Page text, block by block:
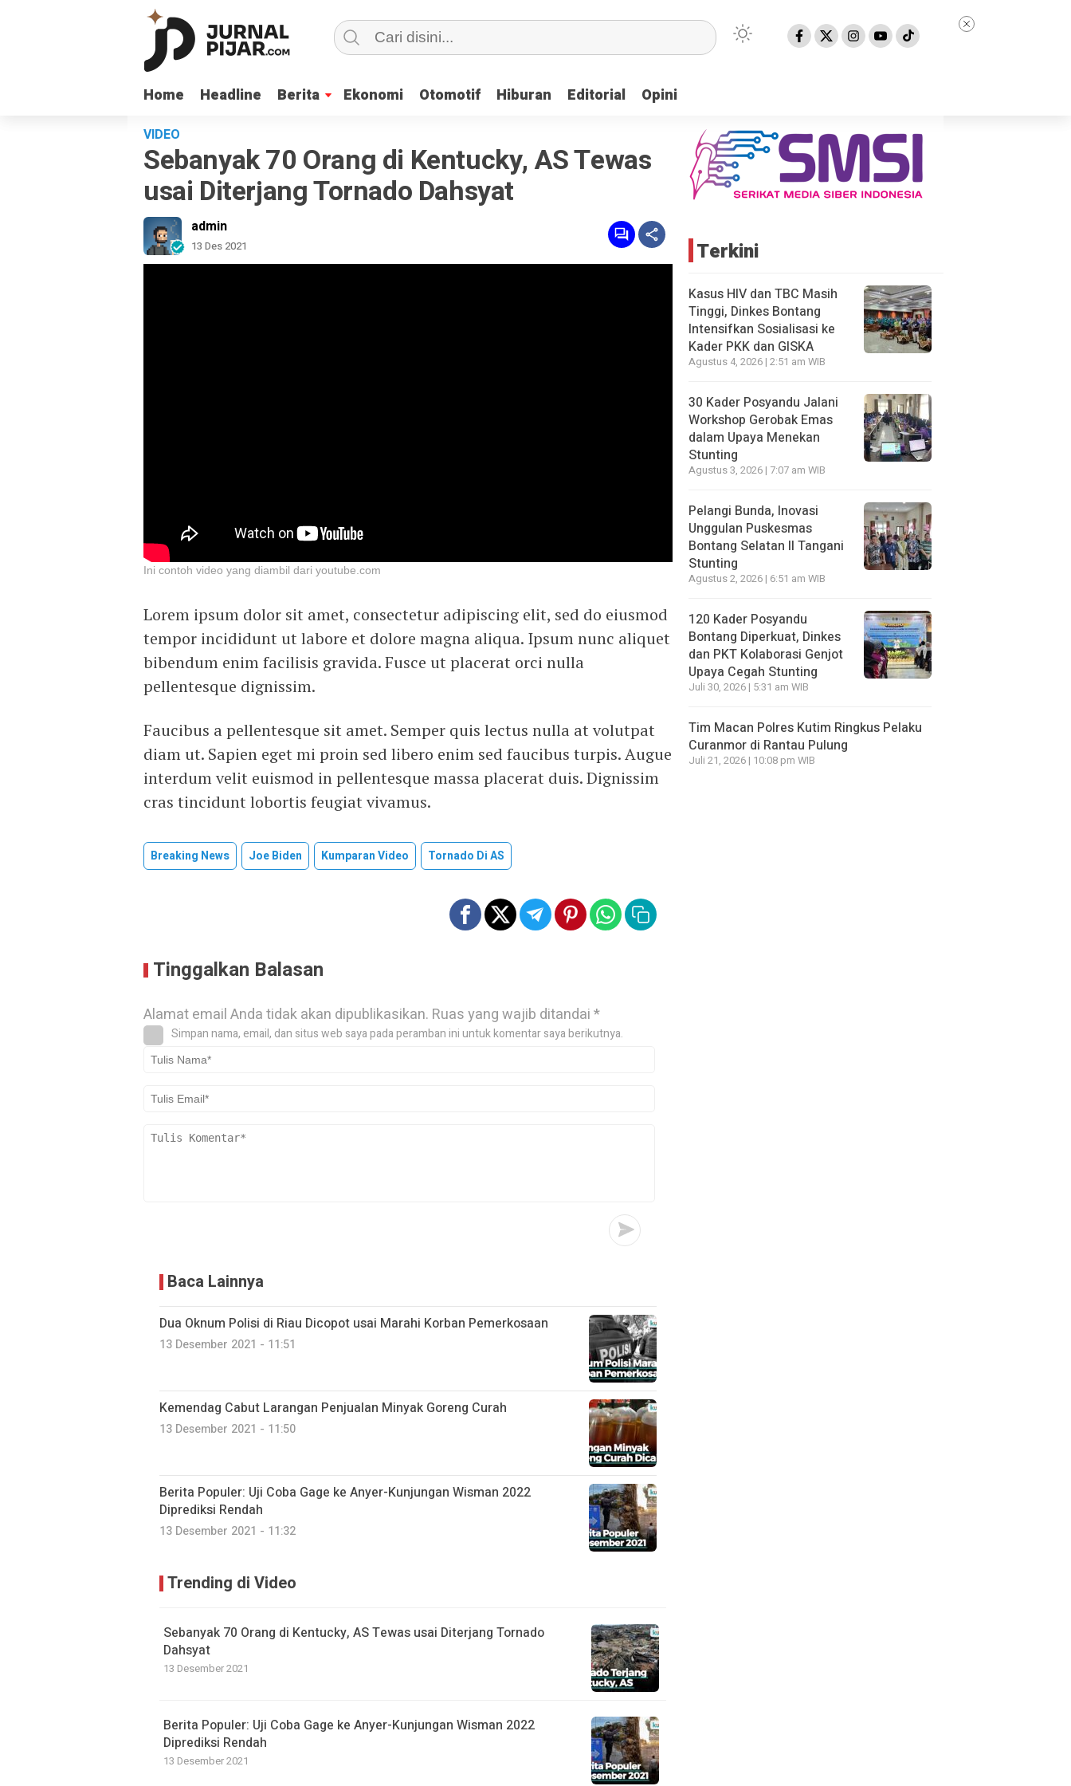
Home Headline Berita Ekonomi Otomotif Hiburan Editorial Opini
Home Headline Berita Ekonomi Otomotif Hiburan Editorial Opini
VIDEO
Sebanyak 70 Orang di Kentucky, AS Tewas
usai Diterjang Tornado Dahsyat
admin
13 Des 2021
Ini contoh video yang diambil dari youtube.com
Lorem ipsum dolor sit amet, consectetur adipiscing elit, sed do eiusmod
tempor incididunt ut labore et dolore magna aliqua. Ipsum nunc aliquet
bibendum enim facilisis gravida. Fusce ut placerat orci nulla
pellentesque dignissim.
Faucibus a pellentesque sit amet. Semper quis lectus nulla at volutpat
diam ut. Sapien eget mi proin sed libero enim sed faucibus turpis. Augue
interdum velit euismod in pellentesque massa placerat duis. Dignissim
cras tincidunt lobortis feugiat vivamus.
Breaking News Joe Biden Kumparan Video Tornado Di AS
Tinggalkan Balasan
Alamat email Anda tidak akan dipublikasikan. Ruas yang wajib ditandai*
Simpan nama, email, dan situs web saya pada peramban ini untuk komentar saya berikutnya.
Baca Lainnya
Dua Oknum Polisi di Riau Dicopot usai Marahi Korban Pemerkosaan
13 Desember 2021 - 11:51
Kemendag Cabut Larangan Penjualan Minyak Goreng Curah
13 Desember 2021 - 11:50
Berita Populer: Uji Coba Gage ke Anyer-Kunjungan Wisman 2022
Diprediksi Rendah
13 Desember 2021 - 11:32
Trending di Video
Sebanyak 70 Orang di Kentucky, AS Tewas usai Diterjang Tornado
Dahsyat
13 Desember 2021
Berita Populer: Uji Coba Gage ke Anyer-Kunjungan Wisman 2022
Diprediksi Rendah
13 Desember 2021
Terkini
Kasus HIV dan TBC Masih
Tinggi, Dinkes Bontang
Intensifkan Sosialisasi ke
Kader PKK dan GISKA
Agustus 4, 2026 | 2:51 am WIB
30 Kader Posyandu Jalani
Workshop Gerobak Emas
dalam Upaya Menekan
Stunting
Agustus 3, 2026 | 7:07 am WIB
Pelangi Bunda, Inovasi
Unggulan Puskesmas
Bontang Selatan II Tangani
Stunting
Agustus 2, 2026 | 6:51 am WIB
120 Kader Posyandu
Bontang Diperkuat, Dinkes
dan PKT Kolaborasi Genjot
Upaya Cegah Stunting
Juli 30, 2026 | 5:31 am WIB
Tim Macan Polres Kutim Ringkus Pelaku
Curanmor di Rantau Pulung
Juli 21, 2026 | 10:08 pm WIB